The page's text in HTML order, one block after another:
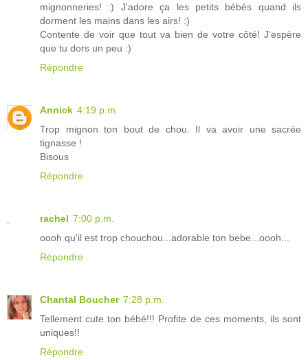
mignonneries! :) J'adore ça les petits bébés quand ils
dorment les mains dans les airs! :)
Contente de voir que tout va bien de votre côté! J'espère
que tu dors un peu :)
Répondre
Annick 4:19 p.m.
Trop mignon ton bout de chou. Il va avoir une sacrée
tignasse !
Bisous
Répondre
rachel 7:00 p.m.
oooh qu'il est trop chouchou...adorable ton bebe...oooh...
Répondre
Chantal Boucher 7:28 p.m.
Tellement cute ton bébé!!! Profite de ces moments, ils sont
uniques!!
Répondre